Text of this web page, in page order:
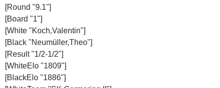
[Round "9.1"]
[Board "1"]
[White "Koch,Valentin"]
[Black "Neumüller,Theo"]
[Result "1/2-1/2"]
[WhiteElo "1809"]
[BlackElo "1886"]